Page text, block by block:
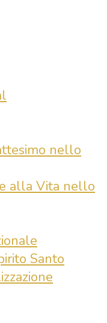
nello
alla Vita nello
Santo